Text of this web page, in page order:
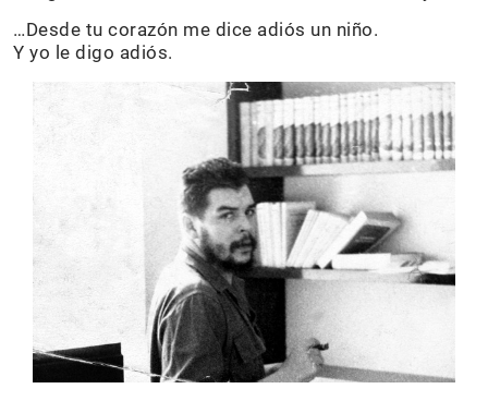
…Desde tu corazón me dice adiós un niño.
Y yo le digo adiós.